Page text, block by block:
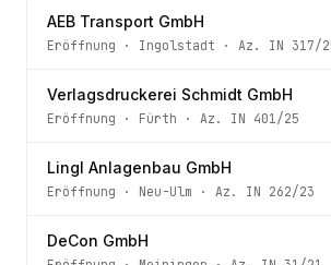
AEB Transport GmbH
Eröffnung · Ingolstadt · Az. IN 317/
Verlagsdruckerei Schmidt GmbH
Eröffnung · Fürth · Az. IN 401/25
Lingl Anlagenbau GmbH
Eröffnung · Neu-Ulm · Az. IN 262/23
DeCon GmbH